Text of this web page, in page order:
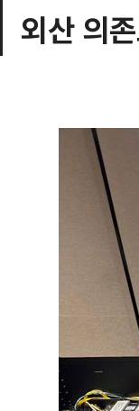
외산 의